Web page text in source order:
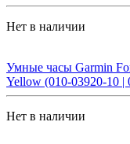
Нет в наличии
Умные часы Garmin
Yellow (010-03920-10 |
Нет в наличии